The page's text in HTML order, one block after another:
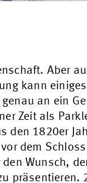
Aber
kann einiges
an ein
Zeit als
den 1820er
dem
Wunsch,
präsentieren.